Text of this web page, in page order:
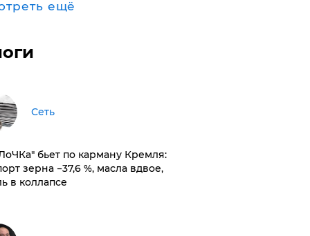
ещё
Сеть
бьет по карману Кремля:
зерна −37,6 %, масла вдвое,
в коллапсе